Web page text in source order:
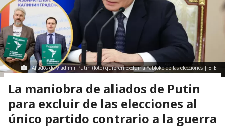
Aliados de Vladimir Putin (foto) quieren excluir a Yábloko de las elecciones | EFE
La maniobra de aliados de Putin
para excluir de las elecciones al
único partido contrario a la guerra